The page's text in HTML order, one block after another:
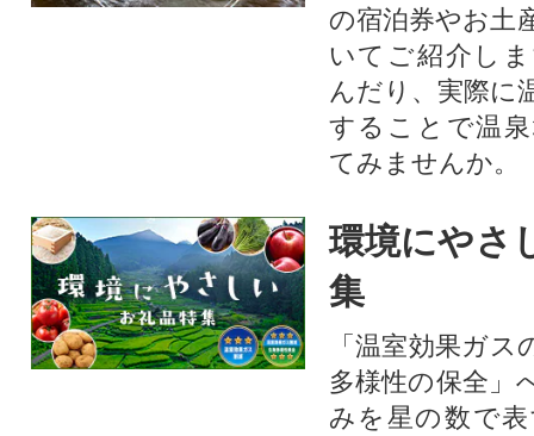
の宿泊券やお土
いてご紹介し
んだり、実際に
することで温
てみませんか。
環境にやさ
集
「温室効果ガ
多様性の保全」
みを星の数で